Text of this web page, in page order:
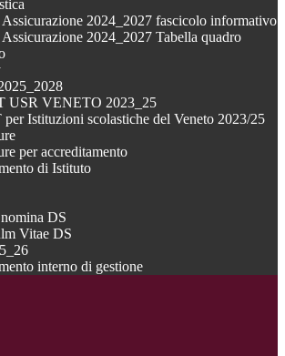
2024_2027 fascicolo informativo
2024_2027 Tabella quadro
USR VENETO 2023_25
per Istituzioni scolastiche del Veneto 2023/25
per accreditamento
di Istituto
DS
Vitae DS
interno di gestione